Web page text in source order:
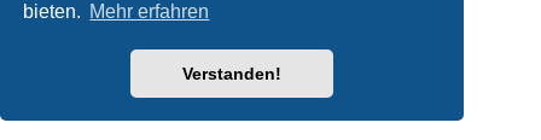
bieten. Mehr erfahren
Verstanden!